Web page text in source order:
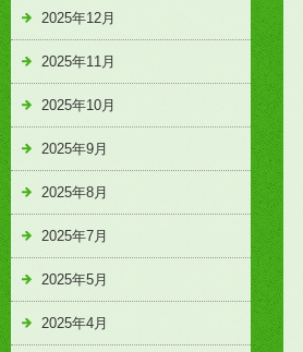
2025年12月
2025年11月
2025年10月
2025年9月
2025年8月
2025年7月
2025年5月
2025年4月